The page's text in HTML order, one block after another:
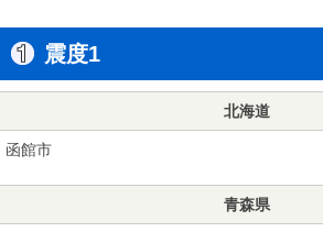
震度1
北海道
函館市
青森県